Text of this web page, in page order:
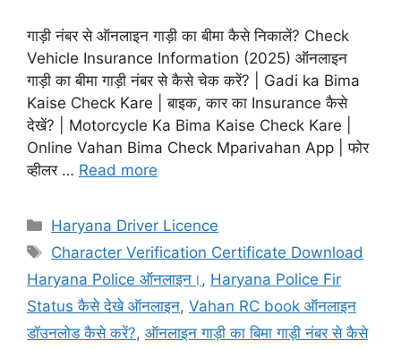
गाड़ी नंबर से ऑनलाइन गाड़ी का बीमा कैसे निकालें? Check
Vehicle Insurance Information (2025) ऑनलाइन
गाड़ी का बीमा गाड़ी नंबर से कैसे चेक करें? | Gadi ka Bima
Kaise Check Kare | बाइक, कार का Insurance कैसे
देखें? | Motorcycle Ka Bima Kaise Check Kare |
Online Vahan Bima Check Mparivahan App | फोर
व्हीलर … Read more
Categories
Haryana Driver Licence
Tags
Character Verification Certificate Download
Haryana Police ऑनलाइन। , Haryana Police Fir
Status कैसे देखे ऑनलाइन, Vahan RC book ऑनलाइन
डॉउनलोड कैसे करें?, ऑनलाइन गाड़ी का बिमा गाड़ी नंबर से कैसे